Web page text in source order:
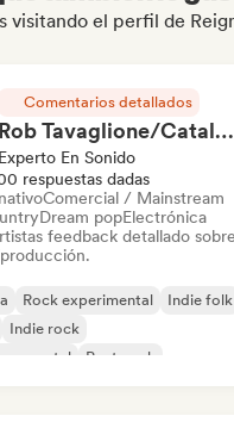
visitando el perfil de
Comentarios detallados
Rob Tavaglione/Catalyst Recording
Experto En Sonido
respuestas dadas
Comercial / Mainstream
Dream popElectrónica
feedback detallado sobre
Rock experimental
Indie folk
Indie rock
metal
Post punk